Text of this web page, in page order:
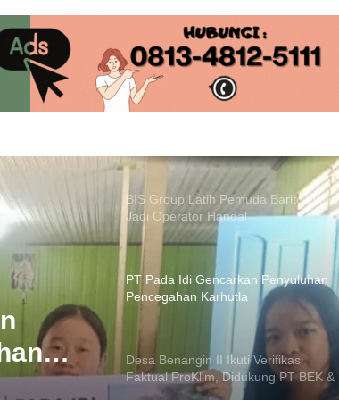
Tenggelam di Sungai Barito Lahei
Ditemukan Meninggal
Truk Tangki BBM Terbalik di Barito
Utara, Sopir Meninggal Tertindih Unit
BIS Group Latih Pemuda Barito Utara
Jadi Operator Handal
PT Pada Idi Gencarkan Penyuluhan
Pencegahan Karhutla
Desa Benangin II Ikuti Verifikasi
Faktual ProKlim, Didukung PT BEK &
PT PAMA